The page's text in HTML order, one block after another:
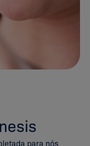
para nós